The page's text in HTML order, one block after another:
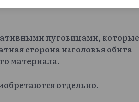
пуговицами, которые
сторона изголовья обита
материала.
отдельно.